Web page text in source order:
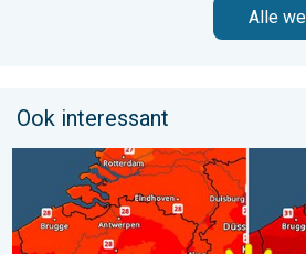
Alle
Ook interessant
Volop zon en zomerse warmte.